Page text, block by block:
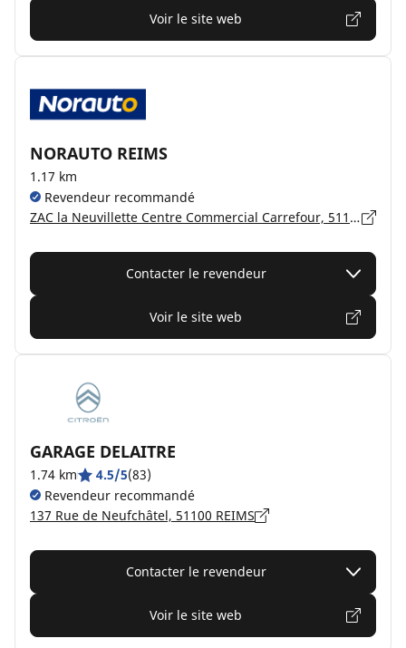
Voir le site web
NORAUTO REIMS
1.17 km
Revendeur recommandé
ZAC la Neuvillette Centre Commercial Carrefour, 51100 REIMS
Contacter le revendeur
Voir le site web
GARAGE DELAITRE
1.74 km 4.5/5(83)
Revendeur recommandé
137 Rue de Neufchâtel, 51100 REIMS
Contacter le revendeur
Voir le site web